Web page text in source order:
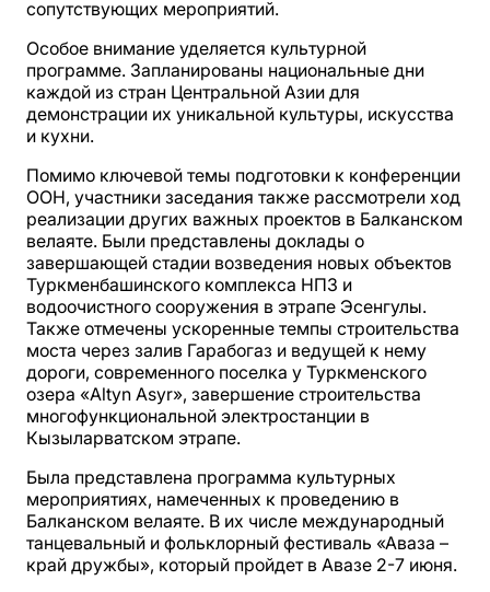
сопутствующих мероприятий.
Особое внимание уделяется культурной
программе. Запланированы национальные дни
каждой из стран Центральной Азии для
демонстрации их уникальной культуры, искусства
и кухни.
Помимо ключевой темы подготовки к конференции
ООН, участники заседания также рассмотрели ход
реализации других важных проектов в Балканском
велаяте. Были представлены доклады о
завершающей стадии возведения новых объектов
Туркменбашинского комплекса НПЗ и
водоочистного сооружения в этрапе Эсенгулы.
Также отмечены ускоренные темпы строительства
моста через залив Гарабогаз и ведущей к нему
дороги, современного поселка у Туркменского
озера «Altyn Asyr», завершение строительства
многофункциональной электростанции в
Кызыларватском этрапе.
Была представлена программа культурных
мероприятиях, намеченных к проведению в
Балканском велаяте. В их числе международный
танцевальный и фольклорный фестиваль «Аваза –
край дружбы», который пройдет в Авазе 2-7 июня.